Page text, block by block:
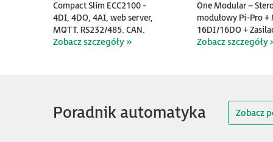
Compact Slim ECC2100 -
4DI, 4DO, 4AI, web server,
MQTT, RS232/485, CAN,
EtherCAT, Modbus RTU/TCP
Zobacz szczegóły »
One Modular –
modułowy Pi-Pro +
16DI/16DO +
VDC + Targety + e-
Zobacz szczegóły
HMI - dotykowy panel 7",
zasilacz, konto IDCS 500
punktów, oprogramowanie,
szkolenie
Zobacz szczegóły »
Terminal Pro -
operatorski TFT 7”
(800x480), 800
MB Flash, 512 MB
Zobacz szczegóły
Poradnik automatyka Zobacz